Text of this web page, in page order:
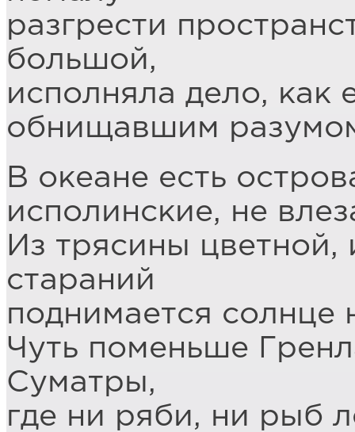
разгрести
большой,
исполняла дело, как
обнищавшим
В океане есть
исполинские, не
Из трясины цветной,
стараний
поднимается
Чуть поменьше
Суматры,
где ни ряби, ни рыб